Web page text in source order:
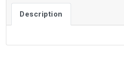
Description